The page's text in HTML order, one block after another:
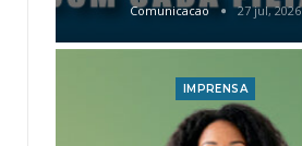
Comunicacao 27 jul, 2026
IMPRENSA